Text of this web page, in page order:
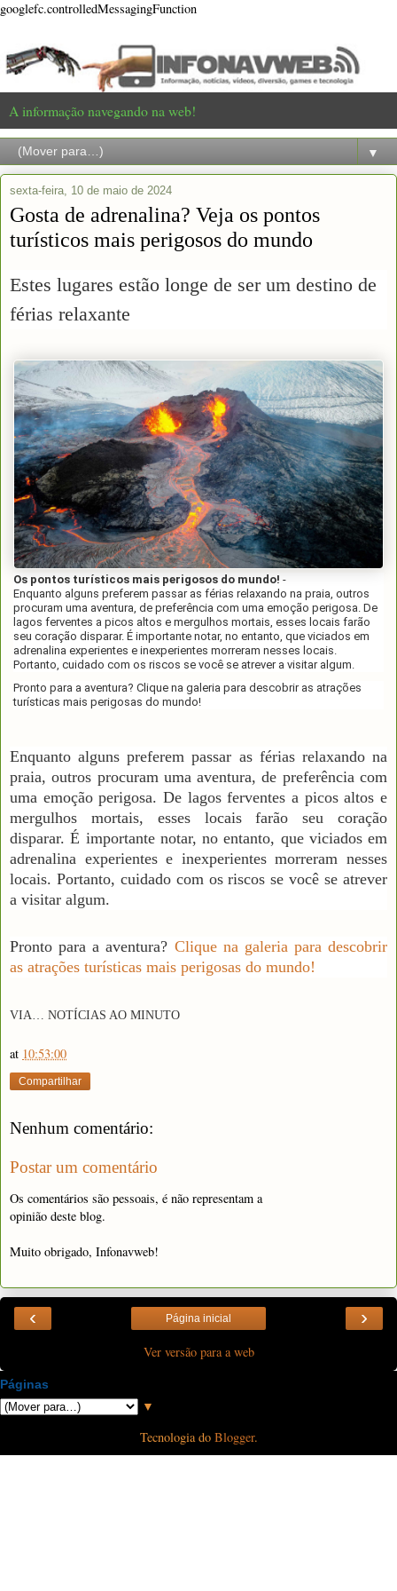
googlefc.controlledMessagingFunction
A informação navegando na web!
▼
sexta-feira, 10 de maio de 2024
Gosta de adrenalina? Veja os pontos
turísticos mais perigosos do mundo
Estes lugares estão longe de ser um destino de
férias relaxante
Os pontos turísticos mais perigosos do mundo! -
Enquanto alguns preferem passar as férias relaxando na praia, outros
procuram uma aventura, de preferência com uma emoção perigosa. De
lagos ferventes a picos altos e mergulhos mortais, esses locais farão
seu coração disparar. É importante notar, no entanto, que viciados em
adrenalina experientes e inexperientes morreram nesses locais.
Portanto, cuidado com os riscos se você se atrever a visitar algum.
Pronto para a aventura? Clique na galeria para descobrir as atrações
turísticas mais perigosas do mundo!
Enquanto alguns preferem passar as férias relaxando na
praia, outros procuram uma aventura, de preferência com
uma emoção perigosa. De lagos ferventes a picos altos e
mergulhos mortais, esses locais farão seu coração
disparar. É importante notar, no entanto, que viciados em
adrenalina experientes e inexperientes morreram nesses
locais. Portanto, cuidado com os riscos se você se atrever
a visitar algum.
Pronto para a aventura? Clique na galeria para descobrir
as atrações turísticas mais perigosas do mundo!
VIA… NOTÍCIAS AO MINUTO
at 10:53:00
Compartilhar
Nenhum comentário:
Postar um comentário
Os comentários são pessoais, é não representam a
opinião deste blog.
Muito obrigado, Infonavweb!
‹ ›
Página inicial
Ver versão para a web
Páginas
▼
Tecnologia do Blogger.